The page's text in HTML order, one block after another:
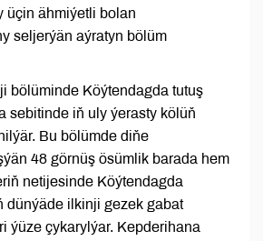
üçin ähmiýetli bolan
seljerýän aýratyn bölüm
bölüminde Köýtendagda tutuş
sebitinde iň uly ýerasty kölüň
Bu bölümde diňe
48 görnüş ösümlik barada hem
netijesinde Köýtendagda
dünýäde ilkinji gezek gabat
ýüze çykarylýar. Kepderihana